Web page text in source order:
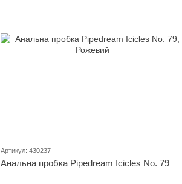
Артикул: 430237
Анальна пробка Pipedream Icicles No. 79